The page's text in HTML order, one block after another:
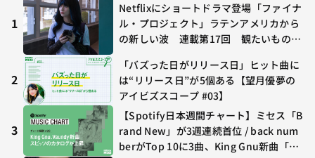
1
Netflixにショートドラマ登場「ファイナ
ル・プロジェクト」ラテンアメリカから
の新しい波 連載第17回 観たいものが
2
「バズった日がリリース日」ヒット曲に
は“リリース日”が5個ある【望月優夢の
アイビズスコープ #03】
3
【Spotify日本週間チャート】ミセス「B
rand New」が3週連続首位 / back num
berがTop 10に3曲、King Gnu新曲「G